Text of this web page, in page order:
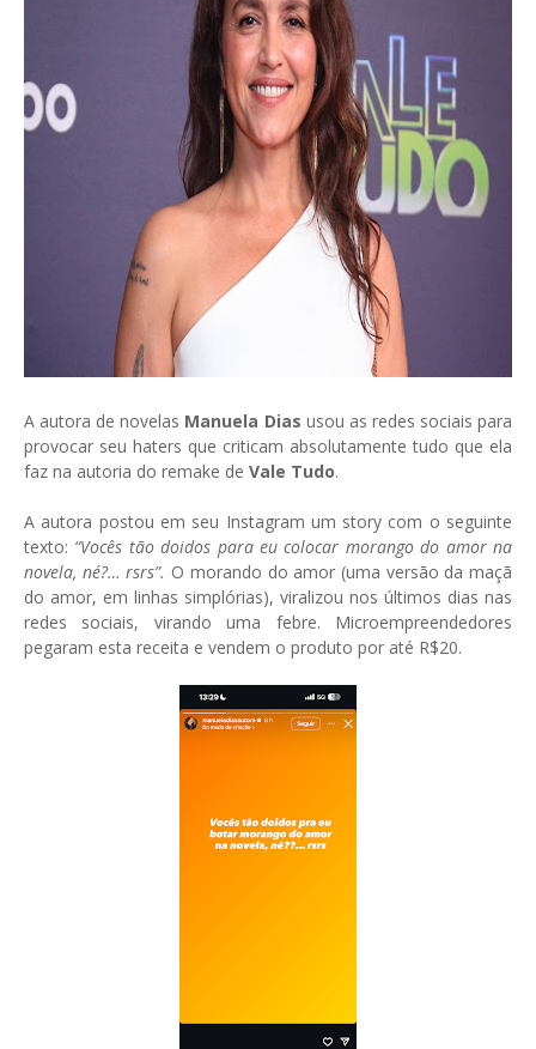
A autora de novelas Manuela Dias usou as redes sociais para
provocar seu haters que criticam absolutamente tudo que ela
faz na autoria do remake de Vale Tudo.
A autora postou em seu Instagram um story com o seguinte
texto: “Vocês tão doidos para eu colocar morango do amor na
novela, né?… rsrs”. O morando do amor (uma versão da maçã
do amor, em linhas simplórias), viralizou nos últimos dias nas
redes sociais, virando uma febre. Microempreendedores
pegaram esta receita e vendem o produto por até R$20.